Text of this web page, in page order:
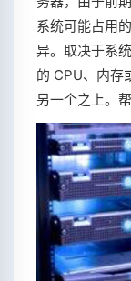
系统可能占用
异。取决于系
的 CPU、内存
另一个之上。